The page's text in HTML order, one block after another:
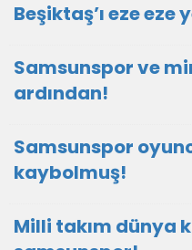
Beşiktaş’ı eze eze
Samsunspor ve
ardından!
Samsunspor
kaybolmuş!
Milli takım dünya